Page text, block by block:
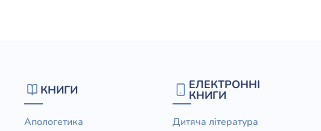
КНИГИ
Апологетика
ЕЛЕКТРОННІ
КНИГИ
Дитяча література